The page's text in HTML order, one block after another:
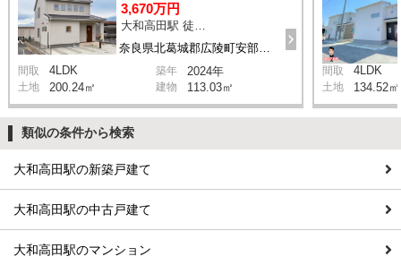
奈良県北葛城郡広陵町安部218-1付近
3,670万円
大和高田駅 徒歩1分
間取 4LDK 築年 2024年
土地 200.24㎡ 建物 113.03㎡
間取 4LDK
土地 134.52㎡
類似の条件から検索
大和高田駅の新築戸建て
大和高田駅の中古戸建て
大和高田駅のマンション